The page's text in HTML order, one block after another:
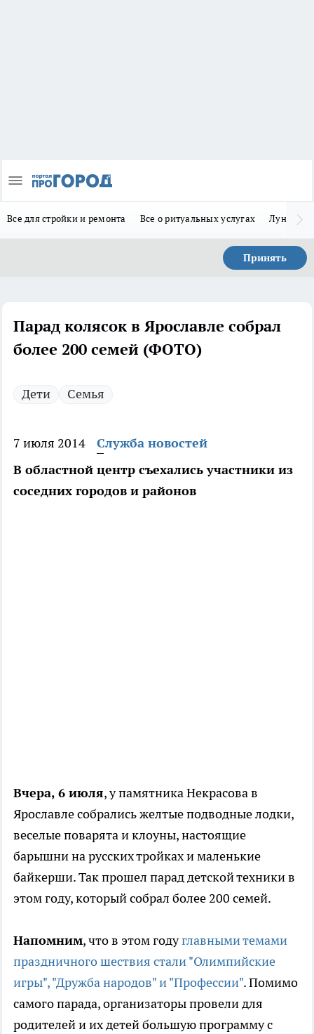
Все для стройки и ремонта Все о ритуальных услугах Лунно-
Принять
Парад колясок в Ярославле собрал
более 200 семей (ФОТО)
Дети Семья
7 июля 2014
Служба новостей
В областной центр съехались участники из
соседних городов и районов
Вчера, 6 июля, у памятника Некрасова в
Ярославле собрались желтые подводные лодки,
веселые поварята и клоуны, настоящие
барышни на русских тройках и маленькие
байкерши. Так прошел парад детской техники в
этом году, который собрал более 200 семей.
Напомним, что в этом годуглавными темами
праздничного шествия стали "Олимпийские
игры", "Дружба народов" и "Профессии". Помимо
самого парада, организаторы провели для
родителей и их детей большую программу с